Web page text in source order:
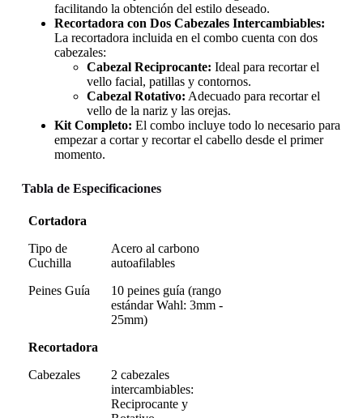
facilitando la obtención del estilo deseado.
Recortadora con Dos Cabezales Intercambiables:
La recortadora incluida en el combo cuenta con dos
cabezales:
Cabezal Reciprocante: Ideal para recortar el
vello facial, patillas y contornos.
Cabezal Rotativo: Adecuado para recortar el
vello de la nariz y las orejas.
Kit Completo: El combo incluye todo lo necesario para
empezar a cortar y recortar el cabello desde el primer
momento.
Tabla de Especificaciones
Cortadora
Tipo de
Cuchilla
Acero al carbono
autoafilables
Peines Guía
10 peines guía (rango
estándar Wahl: 3mm -
25mm)
Recortadora
Cabezales
2 cabezales
intercambiables:
Reciprocante y